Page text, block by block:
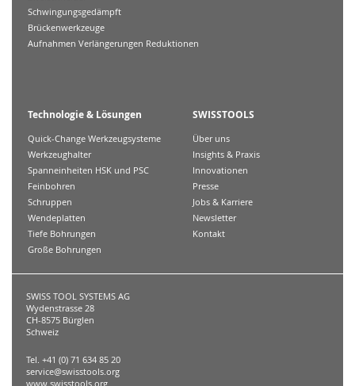
Schwingungsgedämpft
Brückenwerkzeuge
Aufnahmen Verlängerungen Reduktionen
Technologie & Lösungen
Quick-Change Werkzeugsysteme
Werkzeughalter
Spanneinheiten HSK und PSC
Feinbohren
Schruppen
Wendeplatten
Tiefe Bohrungen
Große Bohrungen
SWISSTOOLS
Über uns
Insights & Praxis
Innovationen
Presse
Jobs & Karriere
Newsletter
Kontakt
SWISS TOOL SYSTEMS AG
Wydenstrasse 28
CH-8575 Bürglen
Schweiz
Tel. +41 (0) 71 634 85 20
service@swisstools.org
www.swisstools.org